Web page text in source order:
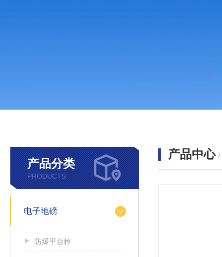
产品分类
PRODUCTS
电子地磅
防爆平台秤
产品中心 /